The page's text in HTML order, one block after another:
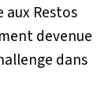
aux Restos
devenue
dans